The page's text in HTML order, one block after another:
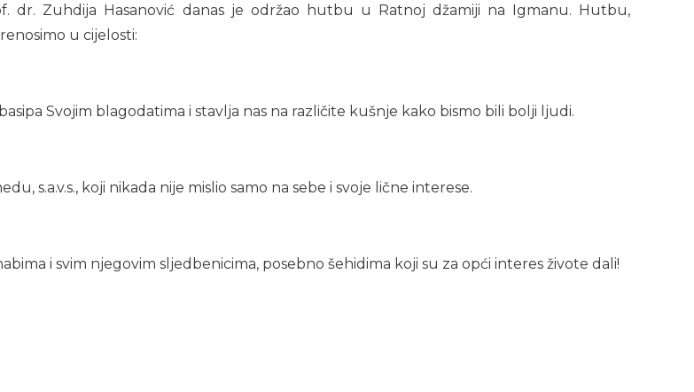
dr. Zuhdija Hasanović danas je održao hutbu u Ratnoj džamiji na Igmanu. Hutbu,
u cijelosti:
Svojim blagodatima i stavlja nas na različite kušnje kako bismo bili bolji ljudi.
s.a.v.s., koji nikada nije mislio samo na sebe i svoje lične interese.
i svim njegovim sljedbenicima, posebno šehidima koji su za opći interes živote dali!